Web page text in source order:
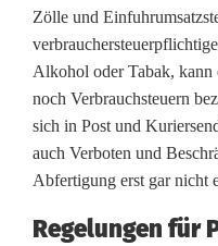
r
z
u
r
W
e
Zölle und
Alkohol oder Tabak, kann
noch Verbrauchsteuern
sich in Post und
auch Verboten und
Abfertigung erst gar nicht
Regelungen für